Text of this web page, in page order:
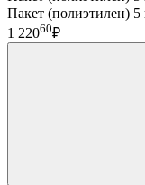
Пакет (полиэтилен)
1 22060₽